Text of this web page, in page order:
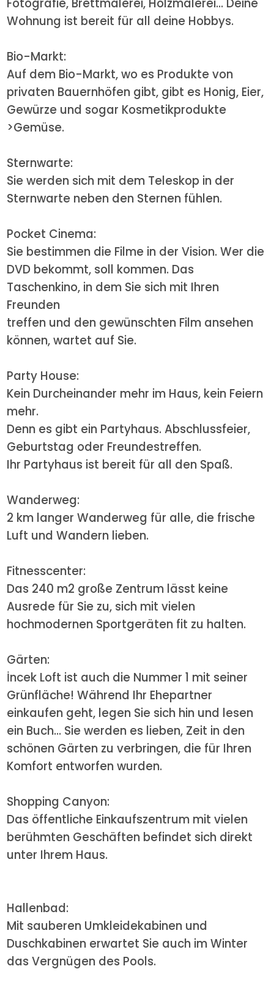
Fotografie, Brettmalerei, Holzmalerei... Deine
Wohnung ist bereit für all deine Hobbys.
Bio-Markt:
Auf dem Bio-Markt, wo es Produkte von
privaten Bauernhöfen gibt, gibt es Honig, Eier,
Gewürze und sogar Kosmetikprodukte
>Gemüse.
Sternwarte:
Sie werden sich mit dem Teleskop in der
Sternwarte neben den Sternen fühlen.
Pocket Cinema:
Sie bestimmen die Filme in der Vision. Wer die
DVD bekommt, soll kommen. Das
Taschenkino, in dem Sie sich mit Ihren
Freunden
treffen und den gewünschten Film ansehen
können, wartet auf Sie.
Party House:
Kein Durcheinander mehr im Haus, kein Feiern
mehr.
Denn es gibt ein Partyhaus. Abschlussfeier,
Geburtstag oder Freundestreffen.
Ihr Partyhaus ist bereit für all den Spaß.
Wanderweg:
2 km langer Wanderweg für alle, die frische
Luft und Wandern lieben.
Fitnesscenter:
Das 240 m2 große Zentrum lässt keine
Ausrede für Sie zu, sich mit vielen
hochmodernen Sportgeräten fit zu halten.
Gärten:
İncek Loft ist auch die Nummer 1 mit seiner
Grünfläche! Während Ihr Ehepartner
einkaufen geht, legen Sie sich hin und lesen
ein Buch... Sie werden es lieben, Zeit in den
schönen Gärten zu verbringen, die für Ihren
Komfort entworfen wurden.
Shopping Canyon:
Das öffentliche Einkaufszentrum mit vielen
berühmten Geschäften befindet sich direkt
unter Ihrem Haus.
Hallenbad:
Mit sauberen Umkleidekabinen und
Duschkabinen erwartet Sie auch im Winter
das Vergnügen des Pools.